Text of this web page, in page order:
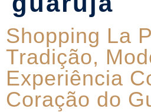
Shopping La
Tradição,
Experiência
Coração do